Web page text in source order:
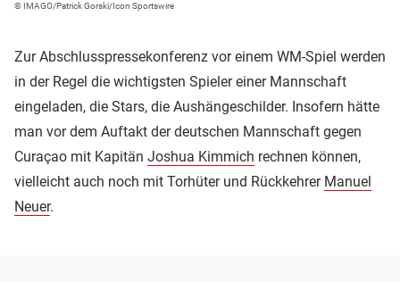
© IMAGO/Patrick Gorski/Icon Sportswire
Zur Abschlusspressekonferenz vor einem WM-Spiel werden
in der Regel die wichtigsten Spieler einer Mannschaft
eingeladen, die Stars, die Aushängeschilder. Insofern hätte
man vor dem Auftakt der deutschen Mannschaft gegen
Curaçao mit Kapitän Joshua Kimmich rechnen können,
vielleicht auch noch mit Torhüter und Rückkehrer Manuel
Neuer.